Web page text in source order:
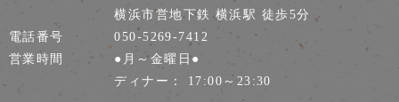
横浜市営地下鉄 横浜駅 徒歩5分
電話番号
050-5269-7412
営業時間
●月～金曜日●
ディナー： 17:00～23:30